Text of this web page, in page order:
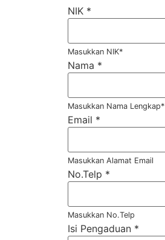
NIK *
Masukkan NIK*
Nama *
Masukkan Nama Lengkap*
Email *
Masukkan Alamat Email
No.Telp *
Masukkan No.Telp
Isi Pengaduan *